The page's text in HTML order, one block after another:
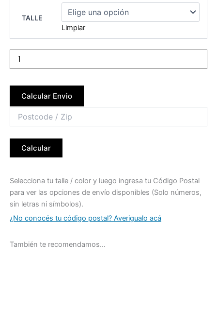
TALLE
Limpiar
Calcular Envio
Calcular
Selecciona tu talle / color y luego ingresa tu Código Postal
para ver las opciones de envío disponibles (Solo números,
sin letras ni símbolos).
¿No conocés tu código postal? Averigualo acá
También te recomendamos…